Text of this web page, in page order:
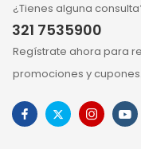
¿Tienes alguna
321 7535900
Regístrate ahora para
promociones y cupones.